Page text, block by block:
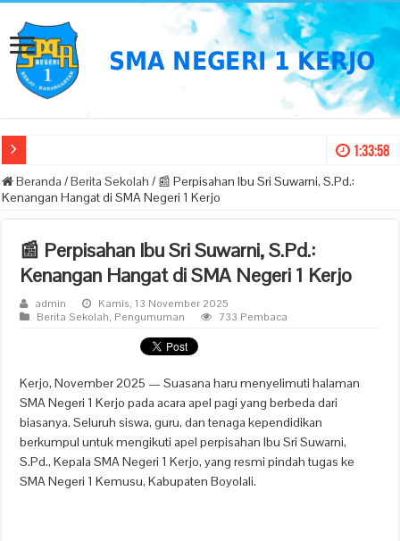
1:33:59
Beranda /Berita Sekolah / 📰 Perpisahan Ibu Sri Suwarni, S.Pd.:
Kenangan Hangat di SMA Negeri 1 Kerjo
📰 Perpisahan Ibu Sri Suwarni, S.Pd.:
Kenangan Hangat di SMA Negeri 1 Kerjo
admin
Kamis, 13 November 2025
Berita Sekolah, Pengumuman 733 Pembaca
Kerjo, November 2025 — Suasana haru menyelimuti halaman
SMA Negeri 1 Kerjo pada acara apel pagi yang berbeda dari
biasanya. Seluruh siswa, guru, dan tenaga kependidikan
berkumpul untuk mengikuti apel perpisahan Ibu Sri Suwarni,
S.Pd., Kepala SMA Negeri 1 Kerjo, yang resmi pindah tugas ke
SMA Negeri 1 Kemusu, Kabupaten Boyolali.